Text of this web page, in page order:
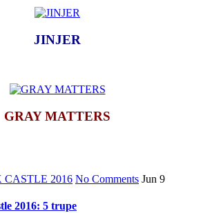
JINJER
GRAY MATTERS
2016 No Comments Jun 9
2016: 5 trupe